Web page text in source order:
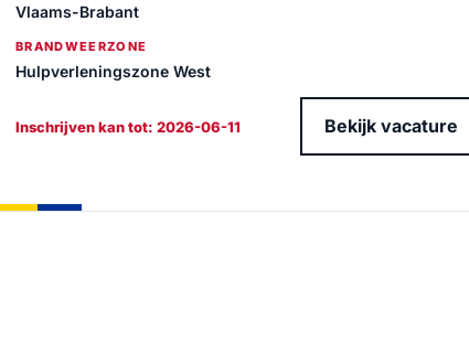
Vlaams-Brabant
BRANDWEERZONE
Hulpverleningszone West
Inschrijven kan tot: 2026-06-11 Bekijk vacature